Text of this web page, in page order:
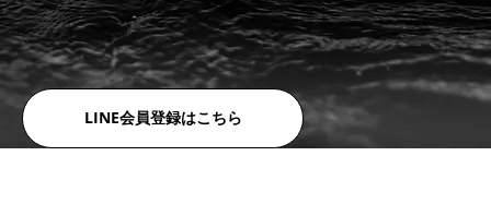
LINE会員登録はこちら
​利用規約